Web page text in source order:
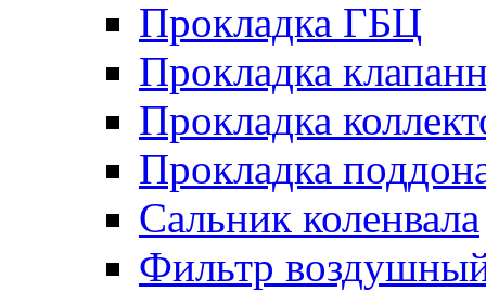
Прокладка ГБЦ
Прокладка
Прокладка
Прокладка
Сальник коленвала
Фильтр